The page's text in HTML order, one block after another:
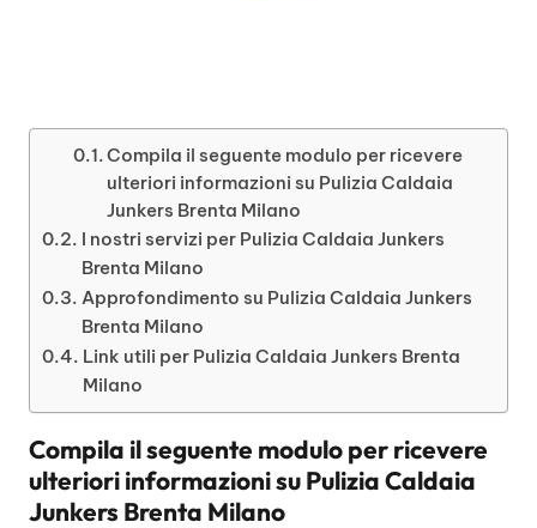
Compila il seguente modulo per ricevere
ulteriori informazioni su Pulizia Caldaia
Junkers Brenta Milano
I nostri servizi per Pulizia Caldaia Junkers
Brenta Milano
Approfondimento su Pulizia Caldaia Junkers
Brenta Milano
Link utili per Pulizia Caldaia Junkers Brenta
Milano
Compila il seguente modulo per ricevere
ulteriori informazioni suPulizia Caldaia
Junkers Brenta Milano